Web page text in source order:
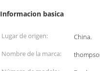
Informacion basica
Lugar de origen:
China.
Nombre de la marca: